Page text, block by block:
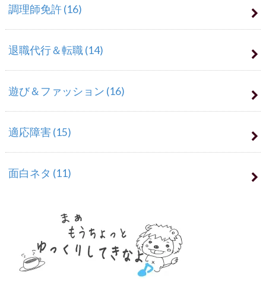
調理師免許(16)
退職代行＆転職(14)
遊び＆ファッション (16)
適応障害 (15)
面白ネタ (11)